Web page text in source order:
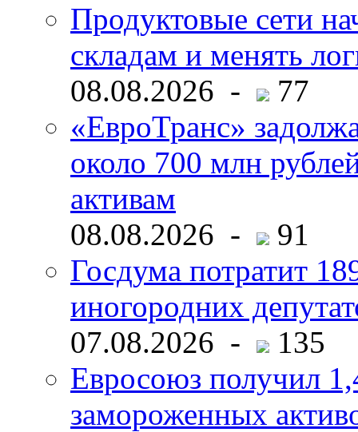
Продуктовые сети
складам и менять
08.08.2026 -
77
«ЕвроТранс»
около 700 млн
активам
08.08.2026 -
91
Госдума потратит
иногородних
07.08.2026 -
135
Евросоюз получил
замороженных